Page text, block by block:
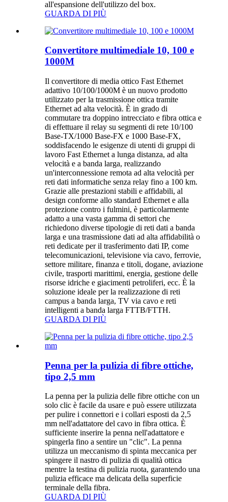
all'espansione dell'utilizzo del box.
GUARDA DI PIÙ
Convertitore multimediale 10, 100 e
1000M
Il convertitore di media ottico Fast Ethernet
adattivo 10/100/1000M è un nuovo prodotto
utilizzato per la trasmissione ottica tramite
Ethernet ad alta velocità. È in grado di
commutare tra doppino intrecciato e fibra ottica e
di effettuare il relay su segmenti di rete 10/100
Base-TX/1000 Base-FX e 1000 Base-FX,
soddisfacendo le esigenze di utenti di gruppi di
lavoro Fast Ethernet a lunga distanza, ad alta
velocità e a banda larga, realizzando
un'interconnessione remota ad alta velocità per
reti dati informatiche senza relay fino a 100 km.
Grazie alle prestazioni stabili e affidabili, al
design conforme allo standard Ethernet e alla
protezione contro i fulmini, è particolarmente
adatto a una vasta gamma di settori che
richiedono diverse tipologie di reti dati a banda
larga e una trasmissione dati ad alta affidabilità o
reti dedicate per il trasferimento dati IP, come
telecomunicazioni, televisione via cavo, ferrovie,
settore militare, finanza e titoli, dogane, aviazione
civile, trasporti marittimi, energia, gestione delle
risorse idriche e giacimenti petroliferi, ecc. È la
soluzione ideale per la realizzazione di reti
campus a banda larga, TV via cavo e reti
intelligenti a banda larga FTTB/FTTH.
GUARDA DI PIÙ
Penna per la pulizia di fibre ottiche,
tipo 2,5 mm
La penna per la pulizia delle fibre ottiche con un
solo clic è facile da usare e può essere utilizzata
per pulire i connettori e i collari esposti da 2,5
mm nell'adattatore del cavo in fibra ottica. È
sufficiente inserire la penna nell'adattatore e
spingerla fino a sentire un "clic". La penna
utilizza un meccanismo di spinta meccanica per
spingere il nastro di pulizia di qualità ottica
mentre la testina di pulizia ruota, garantendo una
pulizia efficace ma delicata della superficie
terminale della fibra.
GUARDA DI PIÙ